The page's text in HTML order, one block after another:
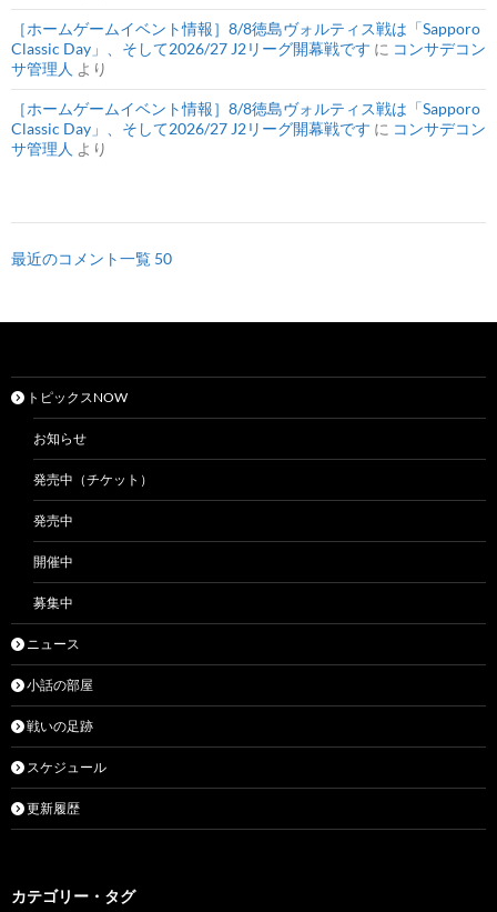
［ホームゲームイベント情報］8/8徳島ヴォルティス戦は「Sapporo
Classic Day」、そして2026/27 J2リーグ開幕戦です に コンサデコン
サ管理人 より
［ホームゲームイベント情報］8/8徳島ヴォルティス戦は「Sapporo
Classic Day」、そして2026/27 J2リーグ開幕戦です に コンサデコン
サ管理人 より
最近のコメント一覧 50
トピックスNOW
お知らせ
発売中（チケット）
発売中
開催中
募集中
ニュース
小話の部屋
戦いの足跡
スケジュール
更新履歴
カテゴリー・タグ